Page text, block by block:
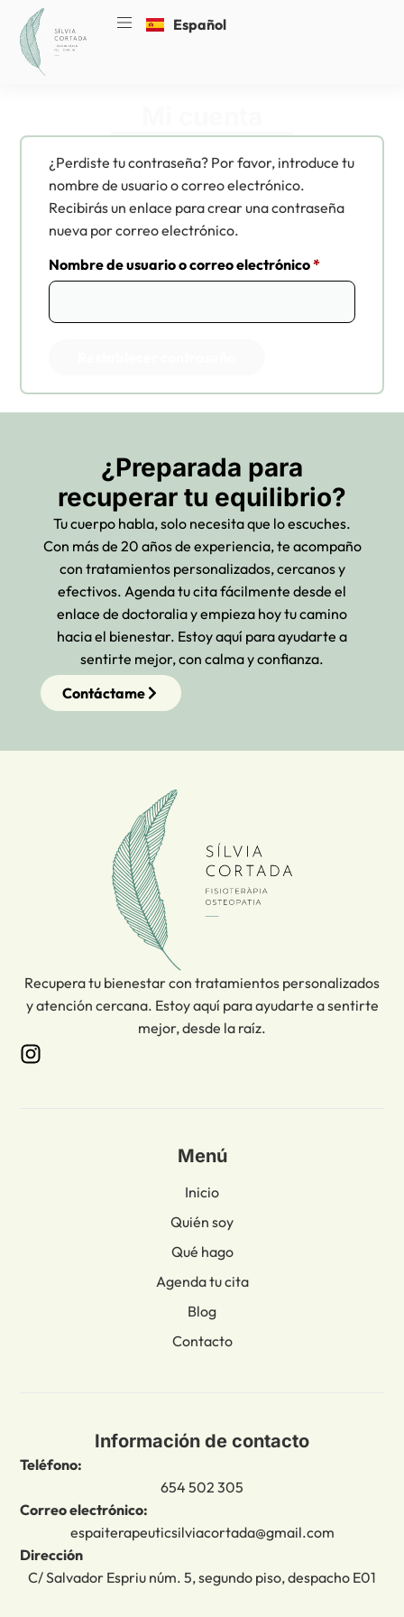
Español
Català
¿Perdiste tu contraseña? Por favor, introduce tu
nombre de usuario o correo electrónico.
Recibirás un enlace para crear una contraseña
nueva por correo electrónico.
Nombre de usuario o correo electrónico*
¿Preparada para
recuperar tu equilibrio?
Tu cuerpo habla, solo necesita que lo escuches.
Con más de 20 años de experiencia, te acompaño
con tratamientos personalizados, cercanos y
efectivos. Agenda tu cita fácilmente desde el
enlace de doctoralia y empieza hoy tu camino
hacia el bienestar. Estoy aquí para ayudarte a
sentirte mejor, con calma y confianza.
Contáctame
Recupera tu bienestar con tratamientos personalizados
y atención cercana. Estoy aquí para ayudarte a sentirte
mejor, desde la raíz.
Menú
Inicio
Quién soy
Qué hago
Agenda tu cita
Blog
Contacto
Información de contacto
Teléfono:
654 502 305
Correo electrónico:
espaiterapeuticsilviacortada@gmail.com
Dirección
C/ Salvador Espriu núm. 5, segundo piso, despacho E01